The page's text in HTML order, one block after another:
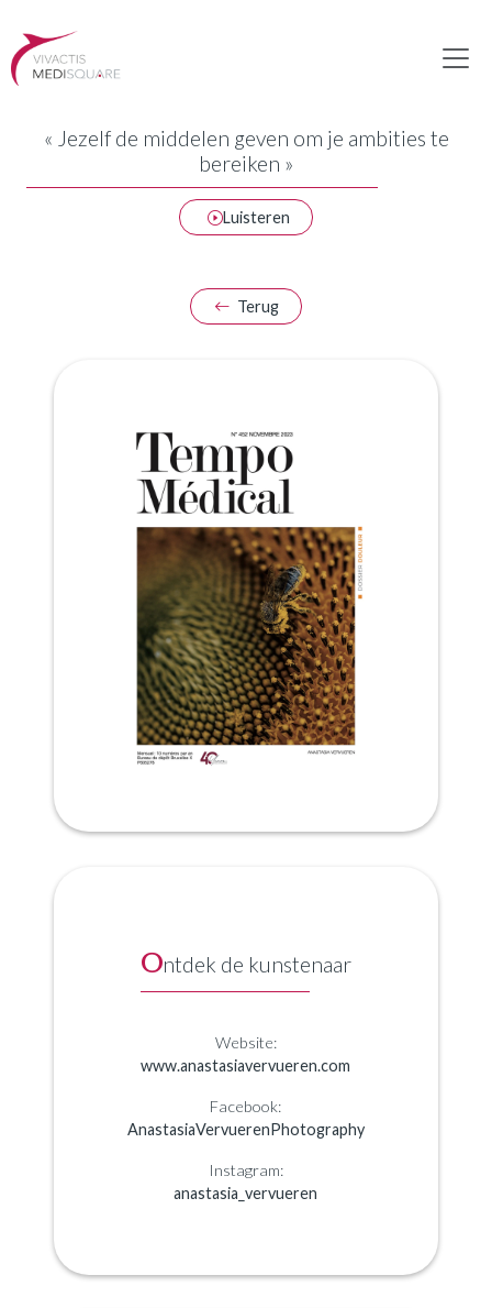
« Jezelf de middelen geven om je ambities te
bereiken »
Luisteren
Terug
Ontdek de kunstenaar
Website:
www.anastasiavervueren.com
Facebook:
AnastasiaVervuerenPhotography
Instagram:
anastasia_vervueren